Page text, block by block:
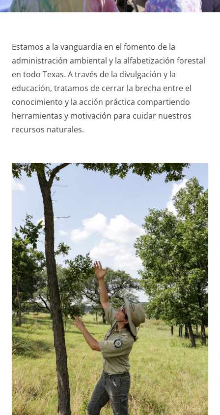
Estamos a la vanguardia en el fomento de la
administración ambiental y la alfabetización forestal
en todo Texas. A través de la divulgación y la
educación, tratamos de cerrar la brecha entre el
conocimiento y la acción práctica compartiendo
herramientas y motivación para cuidar nuestros
recursos naturales.